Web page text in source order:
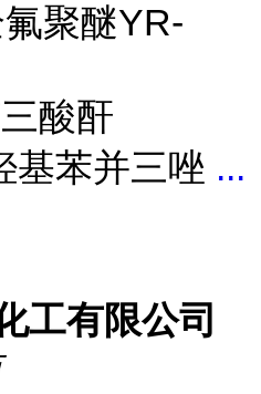
聚醚YR-
酸酐
基苯并三唑 ...
工有限公司